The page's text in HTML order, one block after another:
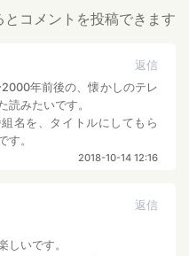
とコメントを投稿できます
返信
年前後の、懐かしのテレ
読みたいです。
名を、タイトルにしてもら
す。
2018-10-14 12:16
返信
しいです。